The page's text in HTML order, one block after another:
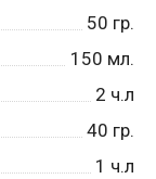
50 гр.
150 мл.
2 ч.л
40 гр.
1 ч.л